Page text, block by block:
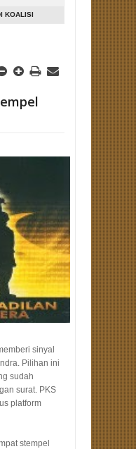
KOALISI
sinyal
Pilihan ini
sudah
surat. PKS
platform
stempel